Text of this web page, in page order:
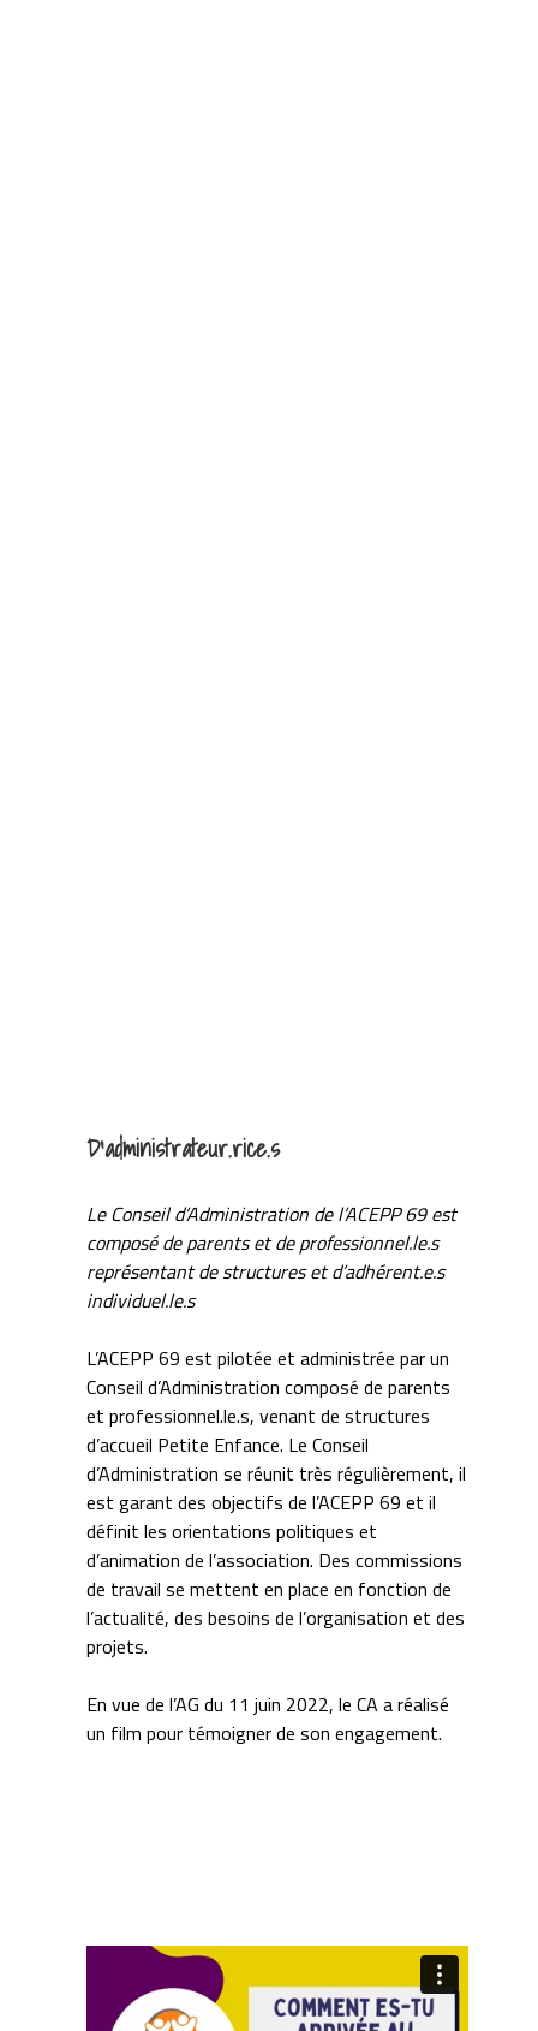
D’administrateur.rice.s
Le Conseil d’Administration de l’ACEPP 69 est
composé de parents et de professionnel.le.s
représentant de structures et d’adhérent.e.s
individuel.le.s
L’ACEPP 69 est pilotée et administrée par un
Conseil d’Administration composé de parents
et professionnel.le.s, venant de structures
d’accueil Petite Enfance. Le Conseil
d’Administration se réunit très régulièrement, il
est garant des objectifs de l’ACEPP 69 et il
définit les orientations politiques et
d’animation de l’association. Des commissions
de travail se mettent en place en fonction de
l’actualité, des besoins de l’organisation et des
projets.
En vue de l’AG du 11 juin 2022, le CA a réalisé
un film pour témoigner de son engagement.